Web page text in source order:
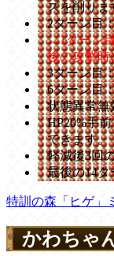
ズを削りま
2ターン目
→1ターン
後の攻撃時
3ターン目
6ターン目
状態異常無
HP20%手
できます。
軽減後3回
最後の14
特訓の森「ヒゲ」
かわちゃ